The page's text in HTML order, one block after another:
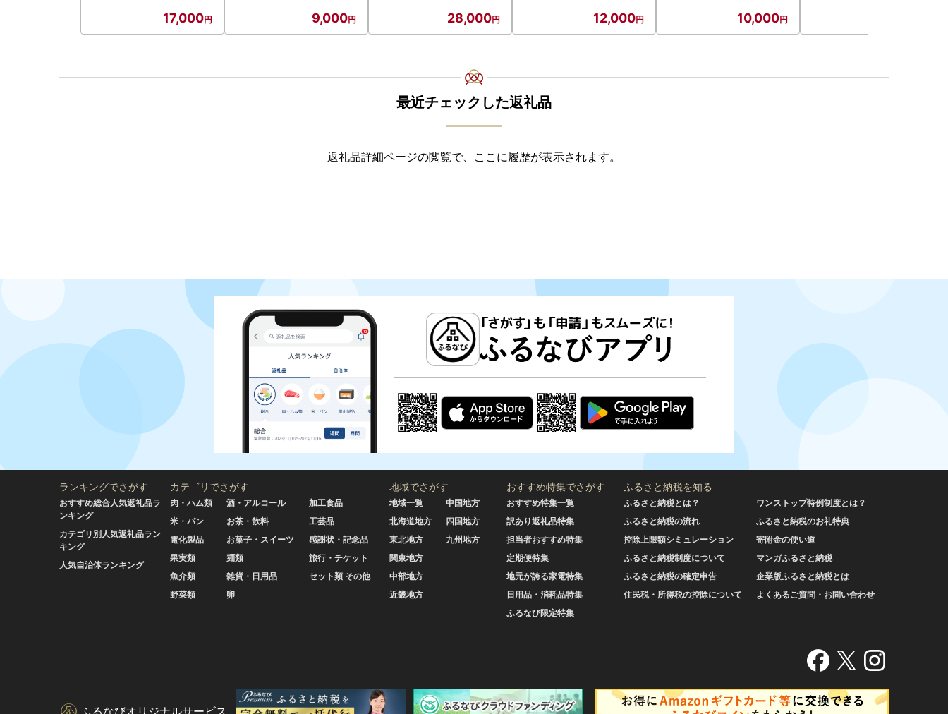
17,000 9,000
取り寄せ 山村水産 送料無
28,000 12,000 10,000
最近チェックした返礼品
返礼品詳細ページの閲覧で、ここに履歴が表示されます。
ランキングでさがす
おすすめ総合人気返礼品ラ
ンキング
カテゴリ別人気返礼品ラン
キング
人気自治体ランキング
カテゴリでさがす
肉・ハム類
米・パン
電化製品
果実類
魚介類
野菜類
酒・アルコール
お茶・飲料
お菓子・スイーツ
麺類
雑貨・日用品
卵
加工食品
工芸品
感謝状・記念品
旅行・チケット
セット類 その他
地域でさがす
地域一覧
北海道地方
東北地方
関東地方
中部地方
近畿地方
中国地方
四国地方
九州地方
おすすめ特集でさがす
おすすめ特集一覧
訳あり返礼品特集
担当者おすすめ特集
定期便特集
地元が誇る家電特集
日用品・消耗品特集
ふるなび限定特集
ふるさと納税を知る
ふるさと納税とは？
ふるさと納税の流れ
控除上限額シミュレーション
ふるさと納税制度について
ふるさと納税の確定申告
住民税・所得税の控除について
ワンストップ特例制度とは？
ふるさと納税のお礼特典
寄附金の使い道
マンガふるさと納税
企業版ふるさと納税とは
よくあるご質問・お問い合わせ